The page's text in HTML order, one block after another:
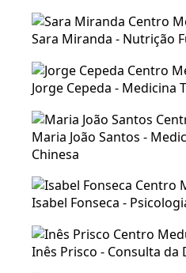
Sara Miranda - Nutrição
Jorge Cepeda - Medicina
Maria João Santos -
Chinesa
Isabel Fonseca -
Inês Prisco - Consulta da